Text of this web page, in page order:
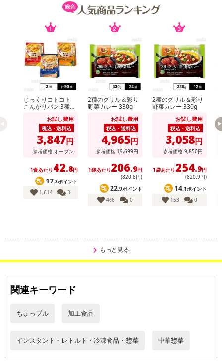
・賞味期限：製造日より90日
・原産国（最終加工地）：輸入
・原材料/材質/素材：
ラー油、ポーク・チキンエキス、卵白、脱脂粉乳/糊料(加工デンプ
二鉄、(一部に小麦・卵・乳成分・大豆・豚肉・鶏肉を含む)
油、砂糖、ラード、卵白、食塩、紹興酒、還元水飴、清酒、しょう
じっくりコトコト
こんがりパン 3種セ
タージュ / 濃厚かぼ
ちゃポタージュ / 濃
厚クラムポタージュ
お試し費用
税込・送料込
3,847円
参考価格 オープン
1食あたり 42.8円
17.8ポイント
1,614
3
2種のグリル＆彩り
野菜カレー 330g
お試し費用
税込・送料込
4,965円
参考価格 19,699円
1袋あたり 206.9円
(820.8円)
22.9ポイント
466
0
2種のグリル＆彩り
野菜カレー 330g
お試し費用
税込・送料込
3,058円
参考価格 9,850円
1袋あたり 254.9円
(820.9円)
14.1ポイント
153
0
もっと見る
関連キーワード
ちょっプル 加工食品
インスタント・レトルト・冷凍食品・惣菜 中華惣菜